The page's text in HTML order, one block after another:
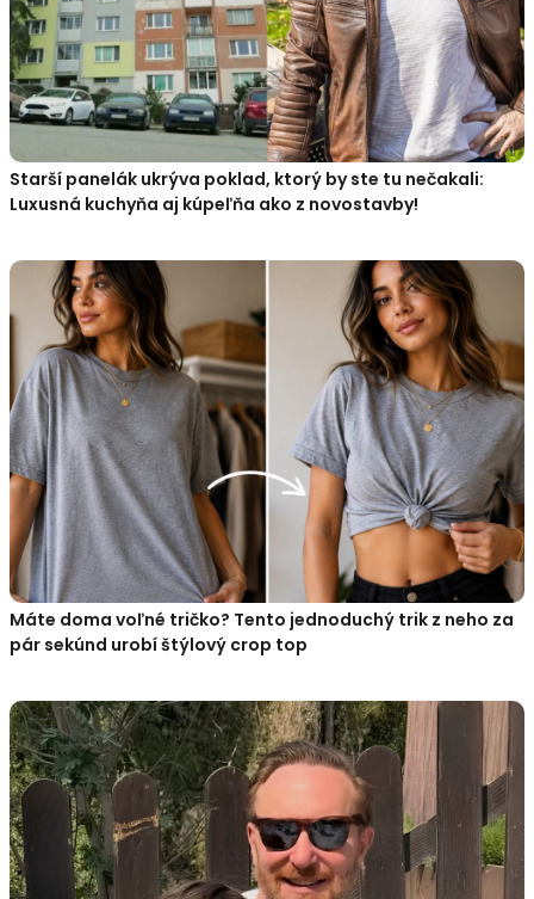
Starší panelák ukrýva poklad, ktorý by ste tu nečakali:
Luxusná kuchyňa aj kúpeľňa ako z novostavby!
Máte doma voľné tričko? Tento jednoduchý trik z neho za
pár sekúnd urobí štýlový crop top